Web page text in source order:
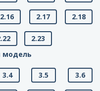
2.16 2.17 2.18
2.23
модель
3.4 3.5 3.6